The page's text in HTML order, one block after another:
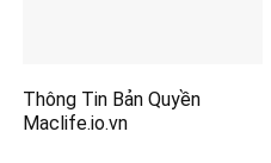
Thông Tin Bản Quyền
Maclife.io.vn